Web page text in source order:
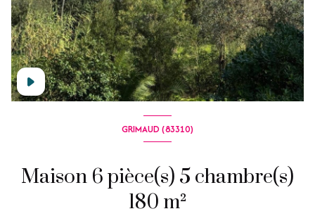
GRIMAUD (83310)
Maison 6 pièce(s) 5 chambre(s)
180 m²